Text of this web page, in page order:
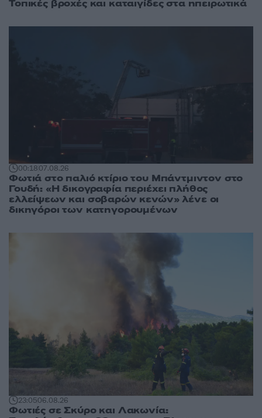
Τοπικές βροχές και καταιγίδες στα ηπειρωτικά
00:1807.08.26
Φωτιά στο παλιό κτίριο του Μπάντμιντον στο
Γουδή: «Η δικογραφία περιέχει πλήθος
ελλείψεων και σοβαρών κενών» λένε οι
δικηγόροι των κατηγορουμένων
23:0506.08.26
Φωτιές σε Σκύρο και Λακωνία: